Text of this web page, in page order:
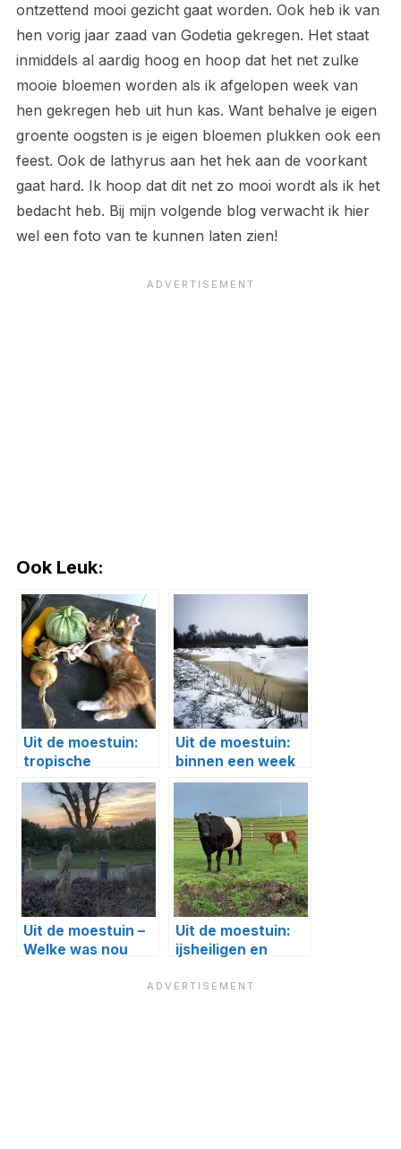
ontzettend mooi gezicht gaat worden. Ook heb ik van
hen vorig jaar zaad van Godetia gekregen. Het staat
inmiddels al aardig hoog en hoop dat het net zulke
mooie bloemen worden als ik afgelopen week van
hen gekregen heb uit hun kas. Want behalve je eigen
groente oogsten is je eigen bloemen plukken ook een
feest. Ook de lathyrus aan het hek aan de voorkant
gaat hard. Ik hoop dat dit net zo mooi wordt als ik het
bedacht heb. Bij mijn volgende blog verwacht ik hier
wel een foto van te kunnen laten zien!
Ook Leuk:
Uit de moestuin:
tropische
temperaturen
Uit de moestuin:
binnen een week
van winter naar
Uit de moestuin –
Welke was nou
Uit de moestuin:
ijsheiligen en
planten